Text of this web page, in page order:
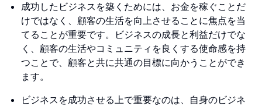
成功したビジネスを築くためには、お金を稼ぐことだ
けではなく、顧客の生活を向上させることに焦点を当
てることが重要です。ビジネスの成長と利益だけでな
く、顧客の生活やコミュニティを良くする使命感を持
つことで、顧客と共に共通の目標に向かうことができ
ます。
ビジネスを成功させる上で重要なのは、自身のビジネ